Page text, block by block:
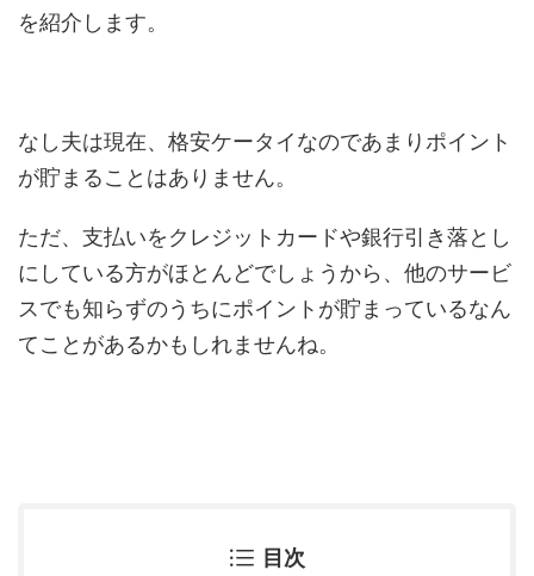
を紹介します。
なし夫は現在、格安ケータイなのであまりポイント
が貯まることはありません。
ただ、支払いをクレジットカードや銀行引き落とし
にしている方がほとんどでしょうから、他のサービ
スでも知らずのうちにポイントが貯まっているなん
てことがあるかもしれませんね。
目次